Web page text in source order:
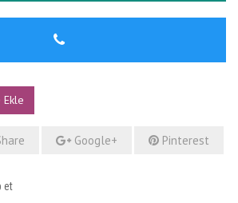
Google+ Pinterest
et